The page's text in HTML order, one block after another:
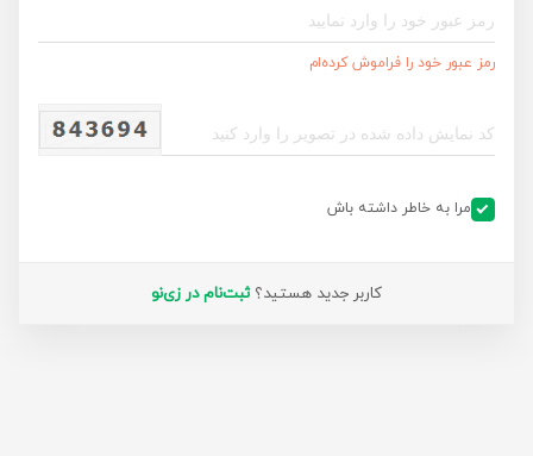
رمز عبور خود را فراموش کرده‌ام
مرا به خاطر داشته باش
کاربر جدید هستید؟ ثبت‌نام در زی‌نو